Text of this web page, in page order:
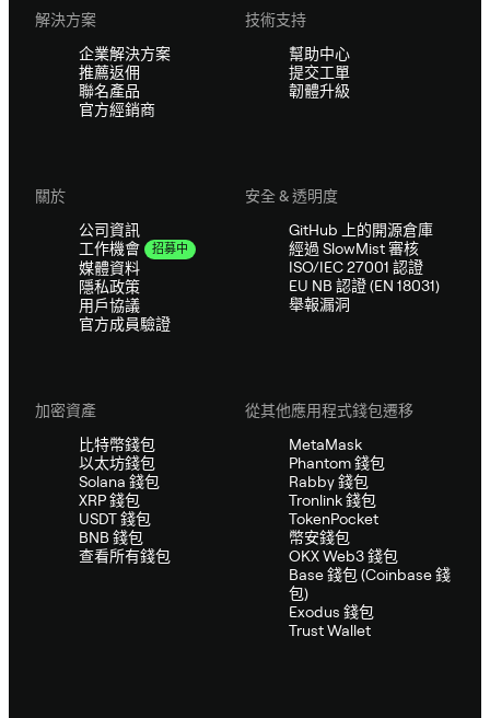
解決方案
企業解決方案
推薦返佣
聯名產品
官方經銷商
技術支持
幫助中心
提交工單
韌體升級
關於
公司資訊
工作機會
招募中
媒體資料
隱私政策
用戶協議
官方成員驗證
安全 & 透明度
GitHub 上的開源倉庫
經過 SlowMist 審核
ISO/IEC 27001 認證
EU NB 認證 (EN 18031)
舉報漏洞
加密資產
比特幣錢包
以太坊錢包
Solana 錢包
XRP 錢包
USDT 錢包
BNB 錢包
查看所有錢包
從其他應用程式錢包遷移
MetaMask
Phantom 錢包
Rabby 錢包
Tronlink 錢包
TokenPocket
幣安錢包
OKX Web3 錢包
Base 錢包 (Coinbase 錢
包)
Exodus 錢包
Trust Wallet